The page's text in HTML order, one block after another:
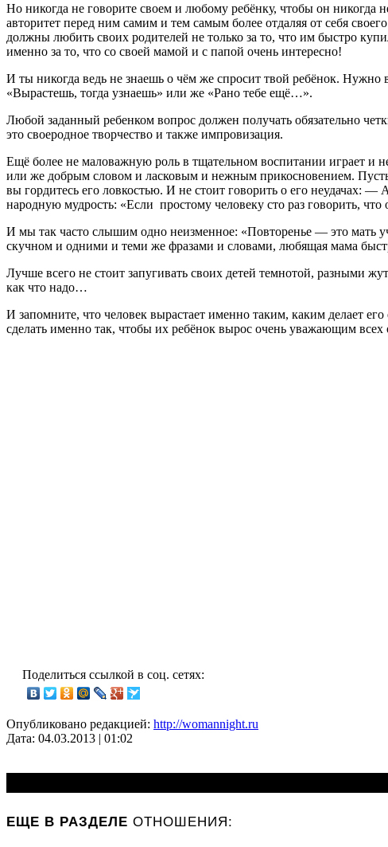
Но никогда не говорите своем и любому ребёнку, чтобы он никогда
авторитет перед ним самим и тем самым более отдаляя от себя
должны любить своих родителей не только за то, что им быстро
именно за то, что со своей мамой и с папой очень интересно!
И ты никогда ведь не знаешь о чём же спросит твой ребёнок.
«Вырастешь, тогда узнаешь» или же «Рано тебе ещё…».
Любой заданный ребенком вопрос должен получать обязательно
это своеродное творчество и также импровизация.
Ещё более не маловажную роль в тщательном воспитании играет и
или же добрым словом и ласковым и нежным прикосновением.
вы гордитесь его ловкостью. И не стоит говорить о его неудачах:
народную мудрость: «Если простому человеку сто раз говорить,
И мы так часто слышим одно неизменное: «Повторенье — это мать
скучном и одними и теми же фразами и словами, любящая мама
Лучше всего не стоит запугивать своих детей темнотой, разными
как что надо…
И запомните, что человек вырастает именно таким, каким делает
сделать именно так, чтобы их ребёнок вырос очень уважающим
Поделиться ссылкой в соц. сетях:
Опубликовано редакцией: http://womannight.ru
Дата: 04.03.2013 | 01:02
ЕЩЕ В РАЗДЕЛЕ ОТНОШЕНИЯ: